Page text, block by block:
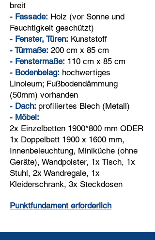
breit
- Fassade: Holz (vor Sonne und
Feuchtigkeit geschützt)
- Fenster, Türen: Kunststoff
- Türmaße: 200 cm x 85 cm
- Fenstermaße: 110 cm x 85 cm
- Bodenbelag: hochwertiges
Linoleum; Fußbodendämmung
(50mm) vorhanden
- Dach: profiliertes Blech (Metall)
- Möbel:
2x Einzelbetten 1900*800 mm ODER
1x Doppelbett 1900 x 1600 mm,
Innenbeleuchtung, Miniküche (ohne
Geräte), Wandpolster, 1x Tisch, 1x
Stuhl, 2x Wandregale, 1x
Kleiderschrank, 3x Steckdosen
Punktfundament erforderlich